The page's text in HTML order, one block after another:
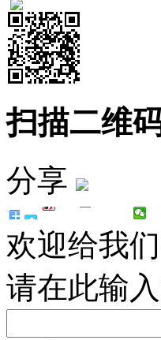
扫描二维
分享
欢迎给我
请在此输